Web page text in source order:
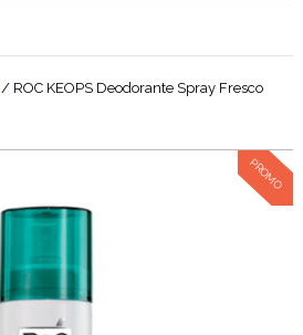
/ ROC KEOPS Deodorante Spray Fresco
PROMO